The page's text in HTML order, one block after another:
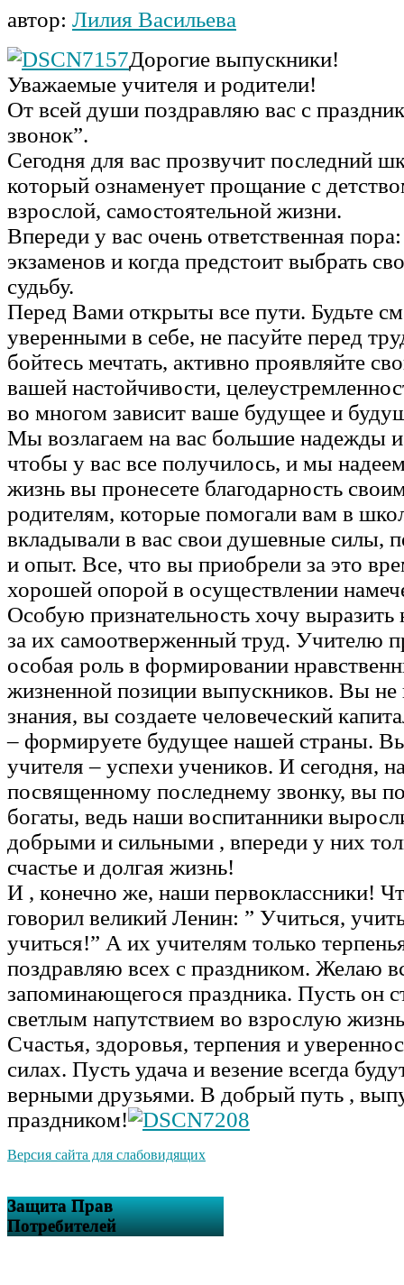
автор: Лилия Васильева
Дорогие выпускники!
Уважаемые учителя и родители!
От всей души поздравляю вас с
звонок”.
Сегодня для вас прозвучит последний
который ознаменует прощание с
взрослой, самостоятельной жизни.
Впереди у вас очень ответственная
экзаменов и когда предстоит выбрать
судьбу.
Перед Вами открыты все пути. Будьте
уверенными в себе, не пасуйте перед
бойтесь мечтать, активно проявляйте
вашей настойчивости,
во многом зависит ваше будущее и
Мы возлагаем на вас большие надежды
чтобы у вас все получилось, и мы
жизнь вы пронесете благодарность
родителям, которые помогали вам в
вкладывали в вас свои душевные силы,
и опыт. Все, что вы приобрели за это
хорошей опорой в осуществлении
Особую признательность хочу
за их самоотверженный труд. Учителю
особая роль в формировании
жизненной позиции выпускников. Вы не
знания, вы создаете человеческий
– формируете будущее нашей страны.
учителя – успехи учеников. И сегодня,
посвященному последнему звонку, вы
богаты, ведь наши воспитанники
добрыми и сильными , впереди у них
счастье и долгая жизнь!
И , конечно же, наши первоклассники!
говорил великий Ленин: ” Учиться,
учиться!” А их учителям только
поздравляю всех с праздником. Желаю
запоминающегося праздника. Пусть он
светлым напутствием во взрослую
Счастья, здоровья, терпения и
силах. Пусть удача и везение всегда
верными друзьями. В добрый путь ,
праздником!
Версия сайта для слабовидящих
Защита Прав
Потребителей